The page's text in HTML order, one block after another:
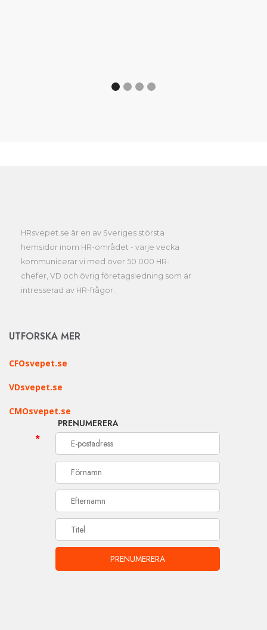
HRsvepet.se är en av Sveriges största
hemsidor inom HR-området - varje vecka
kommunicerar vi med över 50 000 HR-
chefer, VD och övrig företagsledning som är
intresserad av HR-frågor.
UTFORSKA MER
CFOsvepet.se
VDsvepet.se
CMOsvepet.se
PRENUMERERA
*